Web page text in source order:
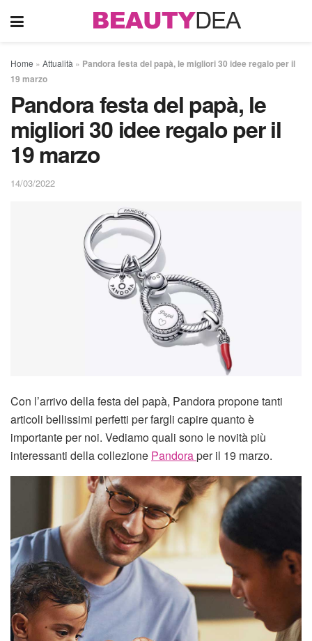
Home » Attualità » Pandora festa del papà, le migliori 30 idee regalo per il
19 marzo
Pandora festa del papà, le
migliori 30 idee regalo per il
19 marzo
14/03/2022
Con l’arrivo della festa del papà, Pandora propone tanti
articoli bellissimi perfetti per fargli capire quanto è
importante per noi. Vediamo quali sono le novità più
interessanti della collezione Pandoraper il 19 marzo.